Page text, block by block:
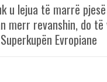
u lejua të marrë
merr revanshin, do të
Evropiane